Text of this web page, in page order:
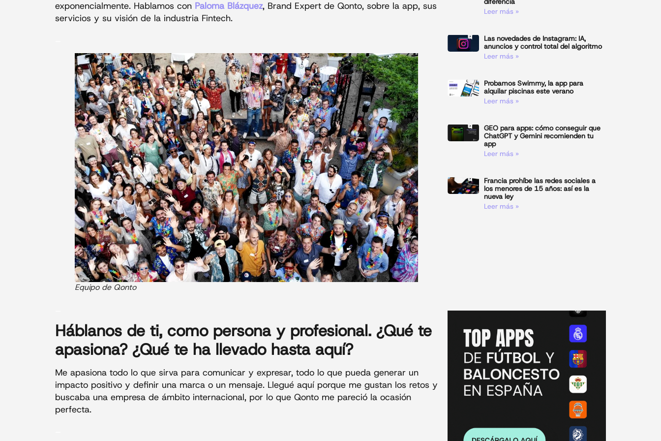
exponencialmente. Hablamos con Paloma Blázquez, Brand Expert de Qonto, sobre la app, sus
servicios y su visión de la industria Fintech.
Equipo de Qonto
Háblanos de ti, como persona y profesional. ¿Qué te
apasiona? ¿Qué te ha llevado hasta aquí?
Me apasiona todo lo que sirva para comunicar y expresar, todo lo que pueda generar un
impacto positivo y definir una marca o un mensaje. Llegué aquí porque me gustan los retos y
buscaba una empresa de ámbito internacional, por lo que Qonto me pareció la ocasión
perfecta.
Leer más »
Las novedades de Instagram: IA,
anuncios y control total del algoritmo
Leer más »
Probamos Swimmy, la app para
alquilar piscinas este verano
Leer más »
GEO para apps: cómo conseguir que
ChatGPT y Gemini recomienden tu
app
Leer más »
Francia prohíbe las redes sociales a
los menores de 15 años: así es la
nueva ley
Leer más »